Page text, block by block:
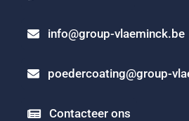
info@group-vlaeminck.be
poedercoating@group-
Contacteer ons